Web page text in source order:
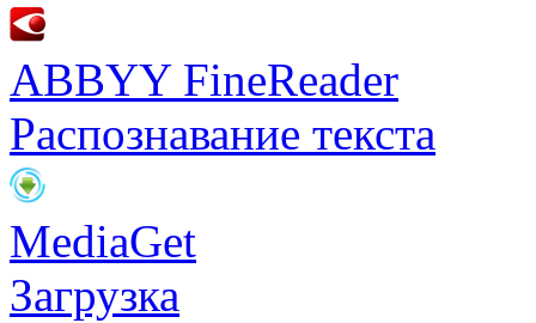
ABBYY FineReader
Распознавание текста
MediaGet
Загрузка